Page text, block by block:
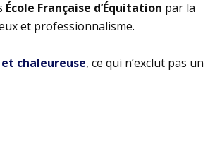
École Française d’Équitation par la
et professionnalisme.
chaleureuse, ce qui n’exclut pas un